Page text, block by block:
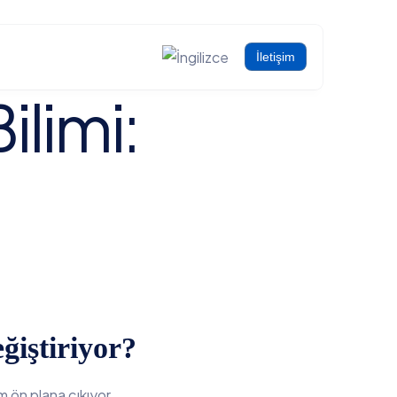
İŞLEME ÇÖZÜMLERI
İletişim